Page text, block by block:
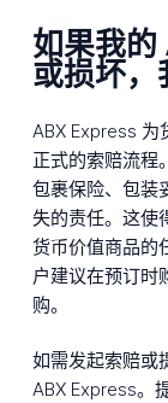
如果我
或损坏，
ABX Express
正式的索赔流程
包裹保险、包装
失的责任。这使
货币价值商品的
户建议在预订时
购。
如需发起索赔或
ABX Express。